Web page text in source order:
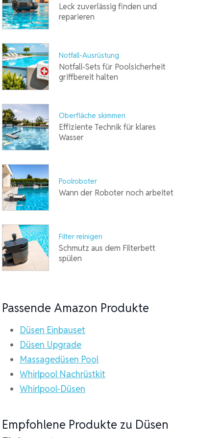
Leck zuverlässig finden und
reparieren
Notfall-Ausrüstung
Notfall-Sets für Poolsicherheit
griffbereit halten
Oberfläche skimmen
Effiziente Technik für klares
Wasser
Poolroboter
Wann der Roboter noch arbeitet
Filter reinigen
Schmutz aus dem Filterbett
spülen
Passende Amazon Produkte
Düsen Einbauset
Düsen Upgrade
Massagedüsen Pool
Whirlpool Nachrüstkit
Whirlpool-Düsen
Empfohlene Produkte zu Düsen